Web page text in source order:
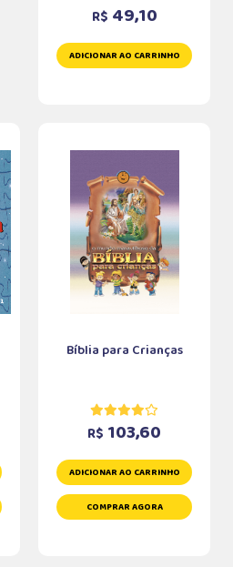
R$ 49,10
ADICIONAR AO CARRINHO
Bíblia para Crianças
R$ 103,60
ADICIONAR AO CARRINHO
COMPRAR AGORA